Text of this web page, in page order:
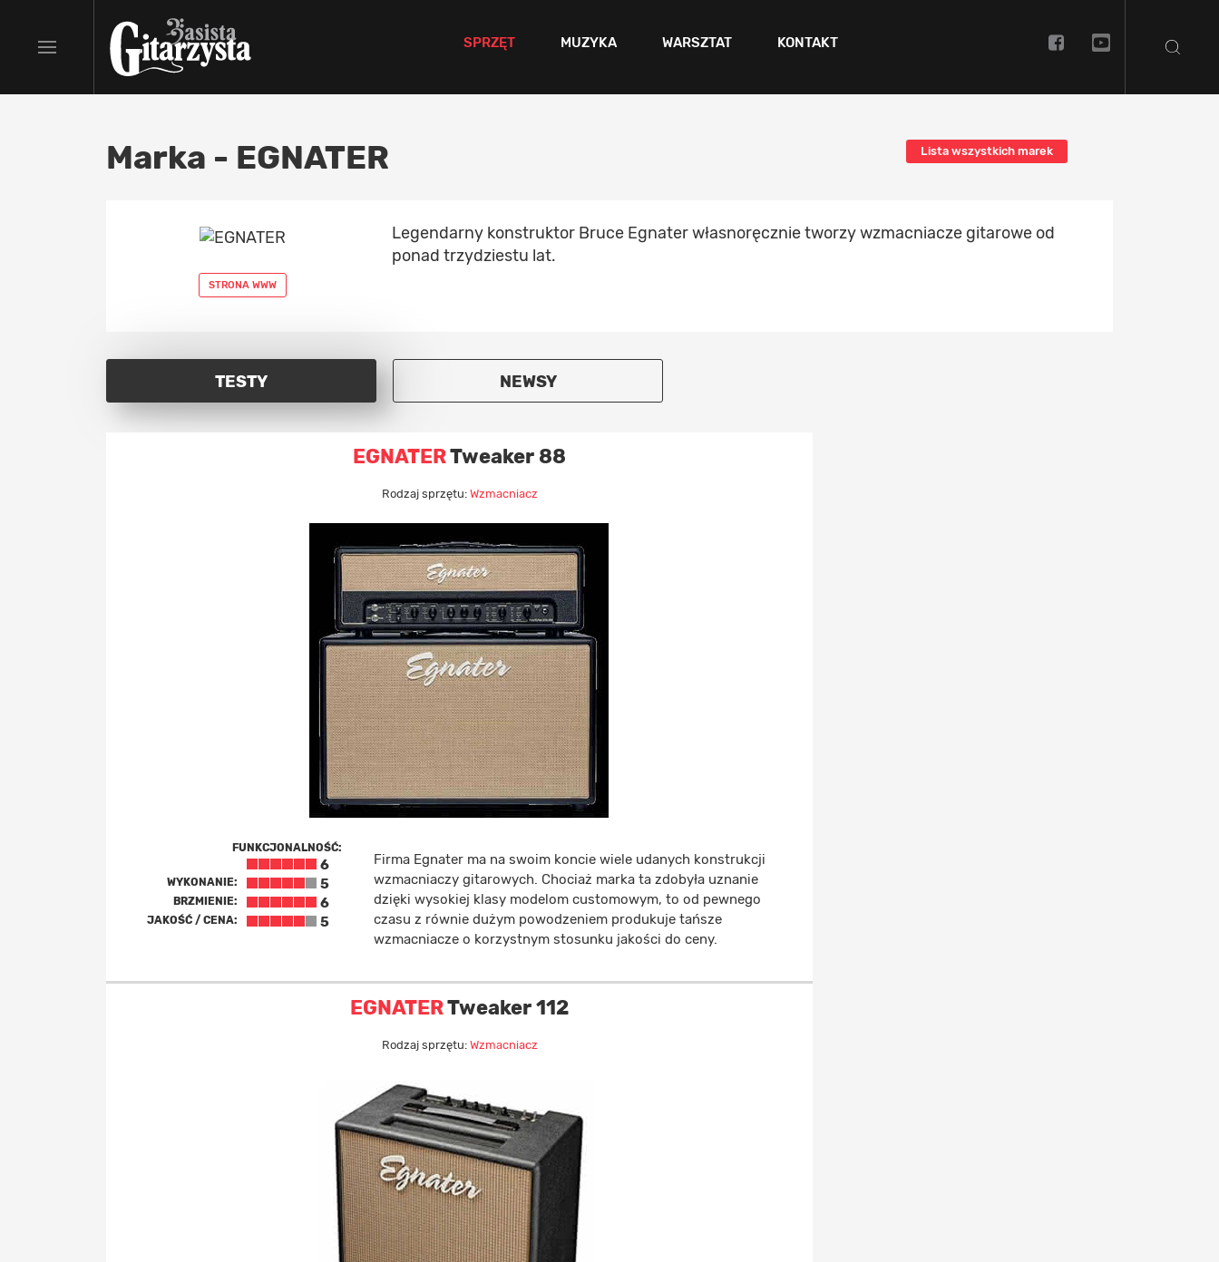
SPRZĘT MUZYKA WARSZTAT KONTAKT
Marka - EGNATER Lista wszystkich marek
STRONA WWW
Legendarny konstruktor Bruce Egnater własnoręcznie tworzy wzmacniacze gitarowe od
ponad trzydziestu lat.
TESTY NEWSY
EGNATERTweaker 88
Rodzaj sprzętu: Wzmacniacz
FUNKCJONALNOŚĆ:
6
WYKONANIE: 5
BRZMIENIE: 6
JAKOŚĆ / CENA: 5
Firma Egnater ma na swoim koncie wiele udanych konstrukcji
wzmacniaczy gitarowych. Chociaż marka ta zdobyła uznanie
dzięki wysokiej klasy modelom customowym, to od pewnego
czasu z równie dużym powodzeniem produkuje tańsze
wzmacniacze o korzystnym stosunku jakości do ceny.
EGNATERTweaker 112
Rodzaj sprzętu: Wzmacniacz